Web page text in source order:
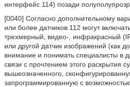
интерфейс 114) позади
[0040] Согласно дополнительному
или более датчиков 112 могут
трехмерный, видео-, инфракрасный
или другой датчик изображений (как
внимание и понимать специалисты в
связи с прочтением этого раскрытия
вышеозначенного,
запрограммированную с